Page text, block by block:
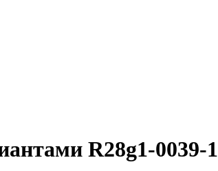
R28g1-0039-1